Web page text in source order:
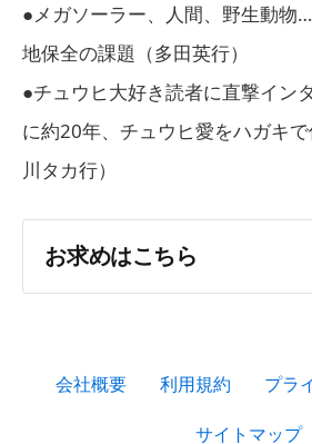
●メガソーラー、人間、野生動物
地保全の課題（多田英行）
●チュウヒ大好き読者に直撃イン
に約20年、チュウヒ愛をハガキ
川タカ行）
お求めはこちら
［紙版］
［電子版］
会社概要 利用規約 プラ
サイトマップ